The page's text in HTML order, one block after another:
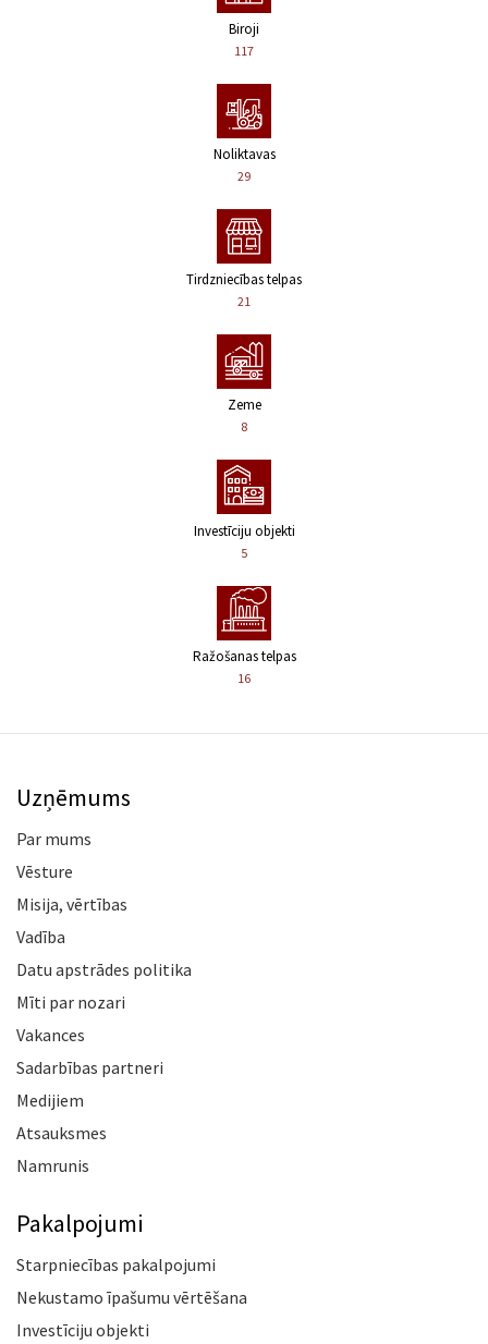
Biroji
117
Noliktavas
29
Tirdzniecības telpas
21
Zeme
8
Investīciju objekti
5
Ražošanas telpas
16
Uzņēmums
Par mums
Vēsture
Misija, vērtības
Vadība
Datu apstrādes politika
Mīti par nozari
Vakances
Sadarbības partneri
Medijiem
Atsauksmes
Namrunis
Pakalpojumi
Starpniecības pakalpojumi
Nekustamo īpašumu vērtēšana
Investīciju objekti